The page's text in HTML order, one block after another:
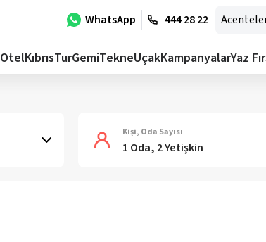
WhatsApp 444 28 22
OtelKıbrısTurGemiTekneUçakKampanyalarYaz
Kişi, Oda Sayısı
1 Oda, 2 Yetişkin